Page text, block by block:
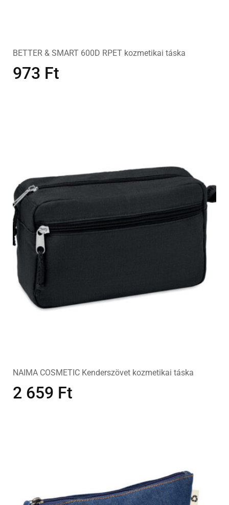
BETTER & SMART 600D RPET kozmetikai táska
973 Ft
NAIMA COSMETIC Kenderszövet kozmetikai táska
2 659 Ft